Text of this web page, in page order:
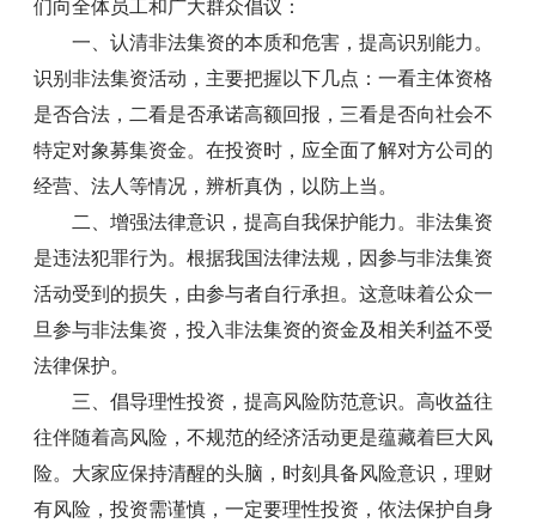
一、认清非法集资的本质和危害，提高识别能力。
识别非法集资活动，主要把握以下几点：一看主体资格
是否合法，二看是否承诺高额回报，三看是否向社会不
特定对象募集资金。在投资时，应全面了解对方公司的
经营、法人等情况，辨析真伪，以防上当。
二、增强法律意识，提高自我保护能力。非法集资
是违法犯罪行为。根据我国法律法规，因参与非法集资
活动受到的损失，由参与者自行承担。这意味着公众一
旦参与非法集资，投入非法集资的资金及相关利益不受
法律保护。
三、倡导理性投资，提高风险防范意识。高收益往
往伴随着高风险，不规范的经济活动更是蕴藏着巨大风
险。大家应保持清醒的头脑，时刻具备风险意识，理财
有风险，投资需谨慎，一定要理性投资，依法保护自身